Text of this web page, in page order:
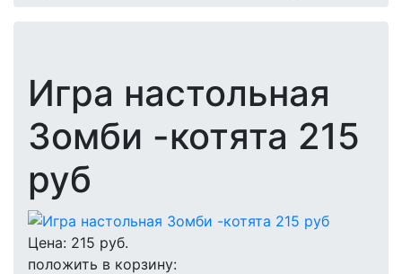
Игра настольная
Зомби -котята 215
руб
Цена: 215 руб.
положить в корзину: